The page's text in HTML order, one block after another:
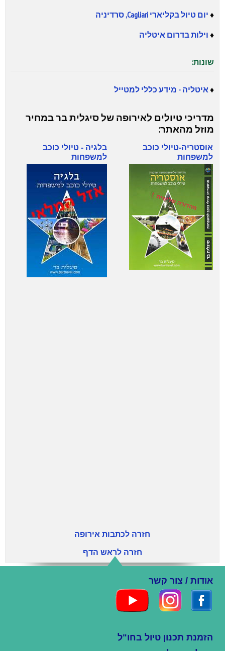
♦ יום טיול בקליארי Cagliari, סרדיניה
♦ וילות בדרום איטליה
שונות:
♦ איטליה - מידע כללי למטייל
מדריכי טיולים לאירופה של סיגלית בר במחיר
מוזל מהאתר:
אוסטריה-טיולי כוכב
למשפחות
בלגיה - טיולי כוכב
למשפחות
חזרה לכתבות אירופה
חזרה לראש הדף
אודות / צור קשר
הזמנת תכנון טיול בחו"ל